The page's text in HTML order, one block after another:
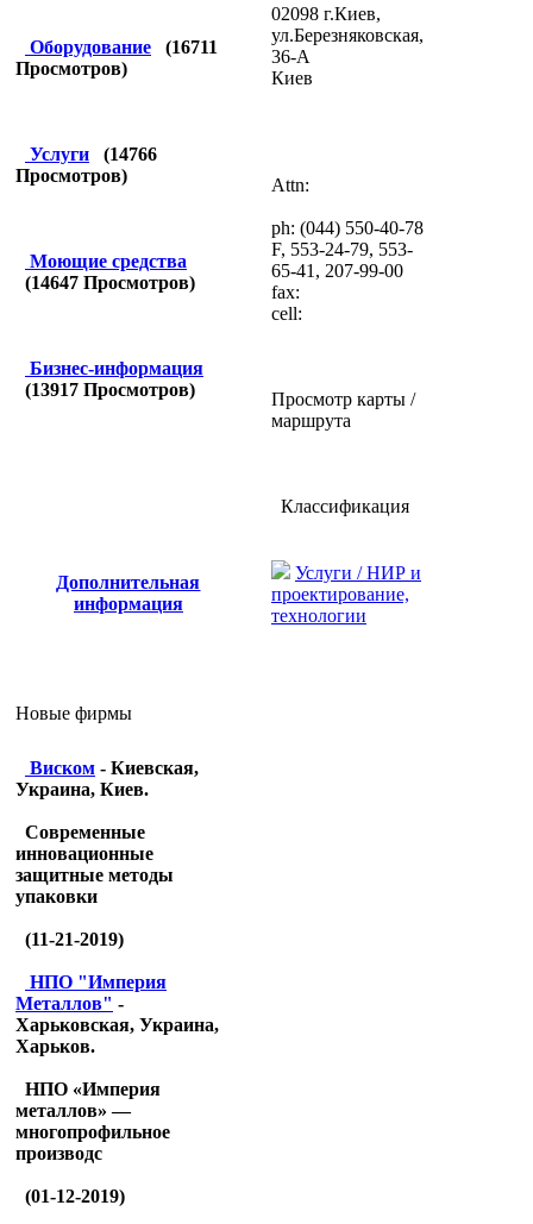
Оборудование (16711
Просмотров)
Услуги (14766
Просмотров)
Моющие средства
(14647 Просмотров)
Бизнес-информация
(13917 Просмотров)
Дополнительная
информация
Новые фирмы
Виском - Киевская,
Украина, Киев.
Современные
инновационные
защитные методы
упаковки
(11-21-2019)
НПО "Империя
Металлов" -
Харьковская, Украина,
Харьков.
НПО «Империя
металлов» —
многопрофильное
производс
(01-12-2019)
02098 г.Киев,
ул.Березняковская,
36-А
Киев
Attn:
ph: (044) 550-40-78
F, 553-24-79, 553-
65-41, 207-99-00
fax:
cell:
Просмотр карты /
маршрута
Классификация
Услуги / НИР и
проектирование,
технологии